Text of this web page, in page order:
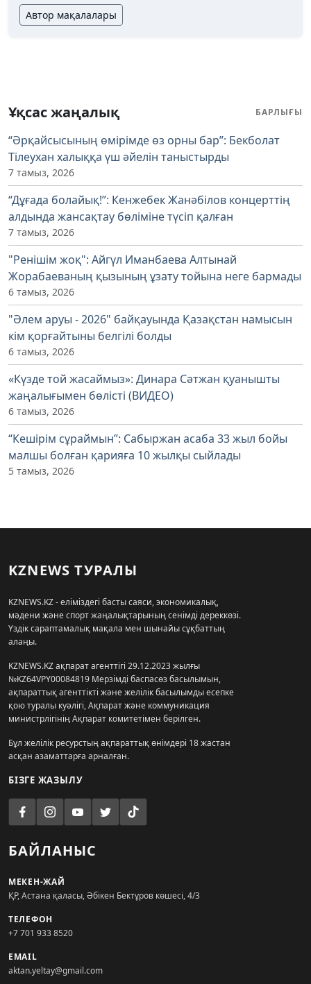
Автор мақалалары
Ұқсас жаңалық БАРЛЫҒЫ
“Әрқайсысының өмірімде өз орны бар”: Бекболат
Тілеухан халыққа үш әйелін таныстырды
7 тамыз, 2026
“Дұғада болайық!”: Кенжебек Жанәбілов концерттің
алдында жансақтау бөліміне түсіп қалған
7 тамыз, 2026
"Ренішім жоқ": Айгүл Иманбаева Алтынай
Жорабаеваның қызының ұзату тойына неге бармады
6 тамыз, 2026
"Әлем аруы - 2026" байқауында Қазақстан намысын
кім қорғайтыны белгілі болды
6 тамыз, 2026
«Күзде той жасаймыз»: Динара Сәтжан қуанышты
жаңалығымен бөлісті (ВИДЕО)
6 тамыз, 2026
“Кешірім сұраймын”: Сабыржан асаба 33 жыл бойы
малшы болған қарияға 10 жылқы сыйлады
5 тамыз, 2026
KZNEWS ТУРАЛЫ
KZNEWS.KZ - еліміздегі басты саяси, экономикалық,
мәдени және спорт жаңалықтарының сенімді дереккөзі.
Үздік сараптамалық мақала мен шынайы сұқбаттың
алаңы.
KZNEWS.KZ ақпарат агенттігі 29.12.2023 жылғы
№KZ64VPY00084819 Мерзімді баспасөз басылымын,
ақпараттық агенттікті және желілік басылымды есепке
қою туралы куәлігі, Ақпарат және коммуникация
министрлігінің Ақпарат комитетімен берілген.
Бұл желілік ресурстың ақпараттық өнімдері 18 жастан
асқан азаматтарға арналған.
БІЗГЕ ЖАЗЫЛУ
БАЙЛАНЫС
МЕКЕН-ЖАЙ
ҚР, Астана қаласы, Әбікен Бектұров көшесі, 4/3
ТЕЛЕФОН
+7 701 933 8520
EMAIL
aktan.yeltay@gmail.com